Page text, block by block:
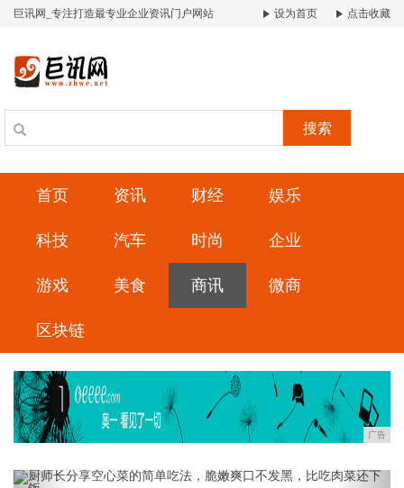
巨讯网_专注打造最专业企业资讯门户网站 设为首页 点击收藏
搜索
首页 资讯 财经 娱乐
科技 汽车 时尚 企业
游戏 美食 商讯 微商
区块链
广告
Previous Next